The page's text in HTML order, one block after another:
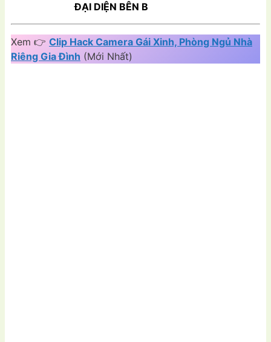
ĐẠI DIỆN BÊN B
Xem 👉 Clip Hack Camera Gái Xinh, Phòng Ngủ Nhà
Riêng Gia Đình (Mới Nhất)